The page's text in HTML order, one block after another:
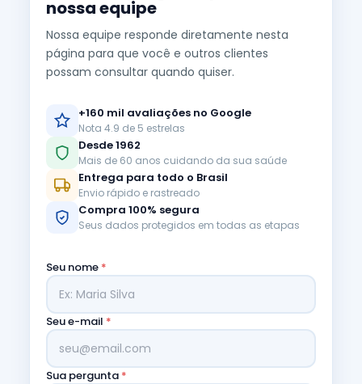
nossa equipe
Nossa equipe responde diretamente nesta
página para que você e outros clientes
possam consultar quando quiser.
+160 mil avaliações no Google
Nota 4.9 de 5 estrelas
Desde 1962
Mais de 60 anos cuidando da sua saúde
Entrega para todo o Brasil
Envio rápido e rastreado
Compra 100% segura
Seus dados protegidos em todas as etapas
Seu nome *
Seu e-mail *
Sua pergunta *